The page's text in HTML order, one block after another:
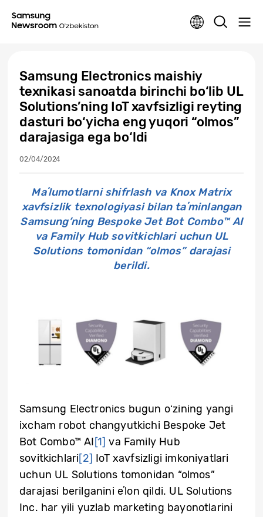
Samsung Electronics maishiy
texnikasi sanoatda birinchi bo‘lib UL
Solutions’ning IoT xavfsizligi reyting
dasturi bo‘yicha eng yuqori “olmos”
darajasiga ega bo‘ldi
02/04/2024
Maʼlumotlarni shifrlash va Knox Matrix
xavfsizlik texnologiyasi bilan taʼminlangan
Samsung’ning Bespoke Jet Bot Combo™ AI
va Family Hub sovitkichlari uchun UL
Solutions tomonidan “olmos” darajasi
berildi.
Samsung Electronics bugun oʻzining yangi
ixcham robot changyutkichi Bespoke Jet
Bot Combo™ AI[1] va Family Hub
sovitkichlari[2] IoT xavfsizligi imkoniyatlari
uchun UL Solutions tomonidan “olmos”
darajasi berilganini eʼlon qildi. UL Solutions
Inc. har yili yuzlab marketing bayonotlarini